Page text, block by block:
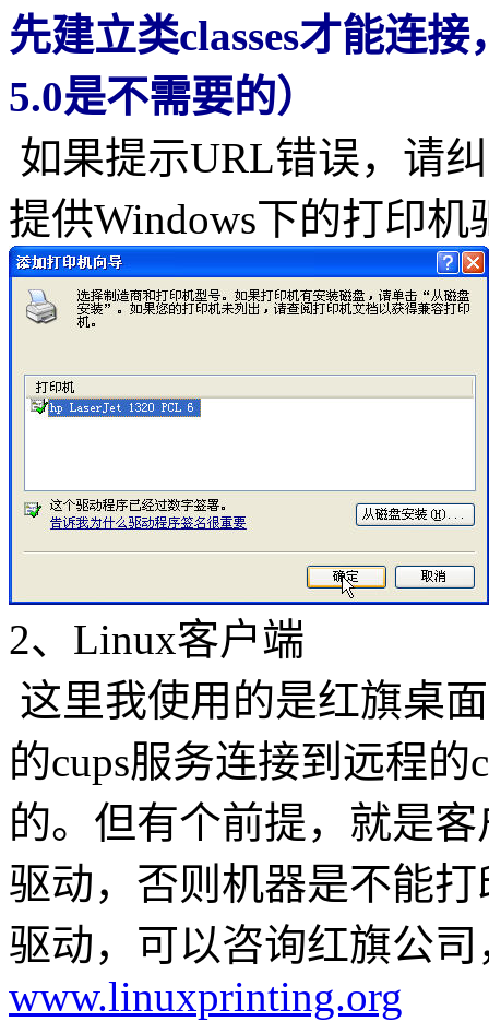
先建立类classes才能连
5.0是不需要的）
如果提示URL错误，请
提供Windows下的打印机
2、Linux客户端
这里我使用的是红旗桌
的cups服务连接到远程
的。但有个前提，就是
驱动，否则机器是不能
驱动，可以咨询红旗公
www.linuxprinting.org